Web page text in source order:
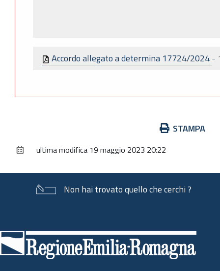
Accordo allegato a determina 17724/2024-
documento
STAMPA
ultima modifica 19 maggio 2023 20:22
Non hai trovato quello che cerchi ?
di
pagina